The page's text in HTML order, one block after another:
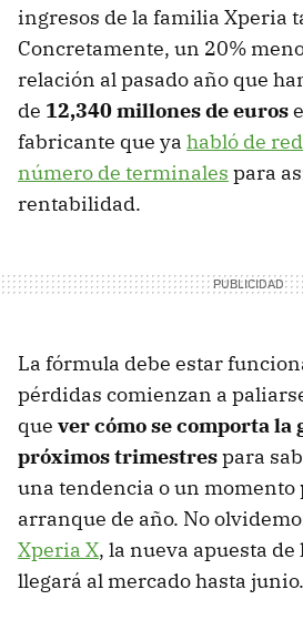
ingresos de la familia Xperia
Concretamente, un 20%
relación al pasado año que
de 12,340 millones de euros
fabricante que ya habló de
número de terminales para
rentabilidad.
La fórmula debe estar
pérdidas comienzan a
que ver cómo se comporta la
próximos trimestrespara
una tendencia o un momento
arranque de año. No
Xperia X, la nueva apuesta
llegará al mercado hasta junio.